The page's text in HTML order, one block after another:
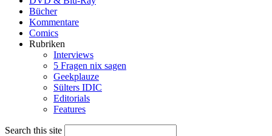
Bücher
Kommentare
Comics
Rubriken
Interviews
5 Fragen nix sagen
Geekplauze
Sülters IDIC
Editorials
Features
Search this site